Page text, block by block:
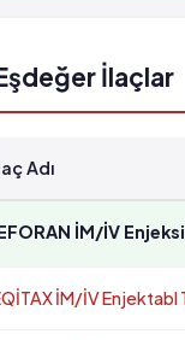
İlaçlar
Adı
İM/İV
İM/İV